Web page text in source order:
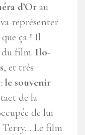
d’Or au
représenter
ça ! Il
du film. Ilo-
, et très
le souvenir
de la
de lui
… Le film